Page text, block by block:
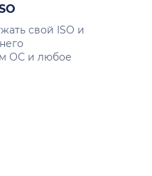
свой ISO и
ОС и любое